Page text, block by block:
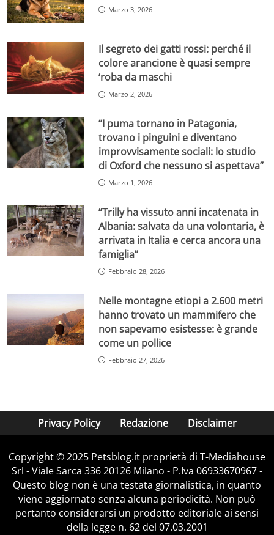
Marzo 3, 2026
Il segreto dei gatti rossi: perché il
colore arancione è quasi sempre
‘roba da maschi
Marzo 2, 2026
“I puma tornano in Patagonia,
trovano i pinguini e diventano
improvvisamente sociali: lo studio
di Oxford che nessuno si aspettava”
Marzo 1, 2026
“Trilly ha vissuto anni incatenata in
Albania: salvata da una volontaria, è
arrivata in Italia e cerca ancora una
famiglia”
Febbraio 28, 2026
Nelle montagne etiopi a 2.600 metri
hanno trovato un mammifero che
non sapevamo esistesse: è grande
come un pollice
Febbraio 27, 2026
Privacy Policy Redazione Disclaimer
Copyright © 2025 Petsblog.it proprietà di T-Mediahouse
Srl - Viale Sarca 336 20126 Milano - P.Iva 06933670967 -
Questo blog non è una testata giornalistica, in quanto
viene aggiornato senza alcuna periodicità. Non può
pertanto considerarsi un prodotto editoriale ai sensi
della legge n. 62 del 07.03.2001